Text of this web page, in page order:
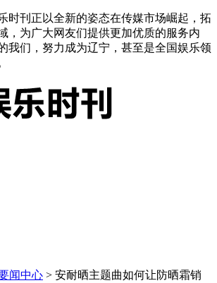
时刊正以全新的姿态在传媒市场崛起，拓
，为广大网友们提供更加优质的服务内
我们，努力成为辽宁，甚至是全国娱乐领
闻中心 > 安耐晒主题曲如何让防晒霜销